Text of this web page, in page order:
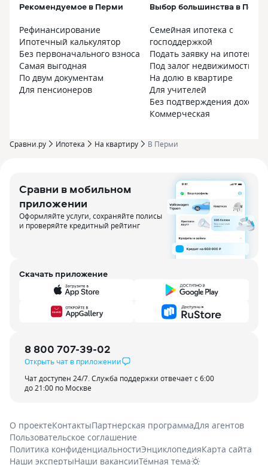
Рекомендуемое в Перми
Рефинансирование
Ипотечный калькулятор
Без первоначального взноса
Самая выгодная
По двум документам
Для пенсионеров
Выбор большинства в
Семейная ипотека с
господдержкой
Подать заявку на ипотеку
Под залог недвижимости
На долю в квартире
Для учителей
Без подтверждения дохода
Коммерческая
Сравни.ру Ипотека На квартиру В Перми
Сравни в мобильном
приложении
Оформляйте услуги, сохраняйте полисы
и проверяйте кредитный рейтинг
Скачать приложение
8 800 707-39-02
Открыть чат в приложении
Чат доступен 24/7. Служба поддержки отвечает с 6:00
до 21:00 по Москве
О проектеКонтактыПартнерская программаДля агентов
Пользовательское соглашение
Политика конфиденциальностиЭнциклопедияКарта сайта
Наши экспертыНаши вакансииТёмная тема